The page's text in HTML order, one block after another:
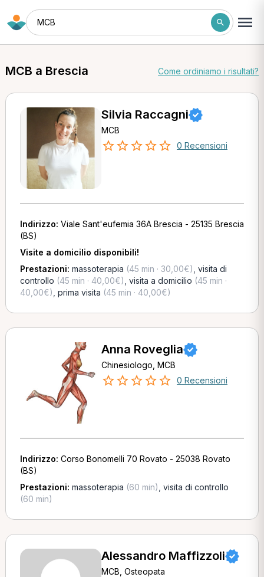
MCB
MCB a Brescia Come ordiniamo i risultati?
Silvia Raccagni
MCB
0 Recensioni
Indirizzo: Viale Sant'eufemia 36A Brescia - 25135 Brescia
(BS)
Visite a domicilio disponibili!
Prestazioni: massoterapia (45 min · 30,00€) visita di
controllo (45 min · 40,00€) visita a domicilio (45 min ·
40,00€) prima visita (45 min · 40,00€)
Anna Roveglia
Chinesiologo, MCB
0 Recensioni
Indirizzo: Corso Bonomelli 70 Rovato - 25038 Rovato
(BS)
Prestazioni: massoterapia (60 min) visita di controllo
(60 min)
Alessandro Maffizzoli
MCB, Osteopata